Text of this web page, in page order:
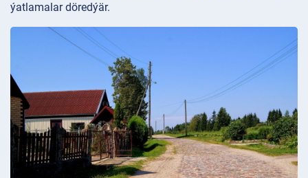
ýatlamalar döredýär.